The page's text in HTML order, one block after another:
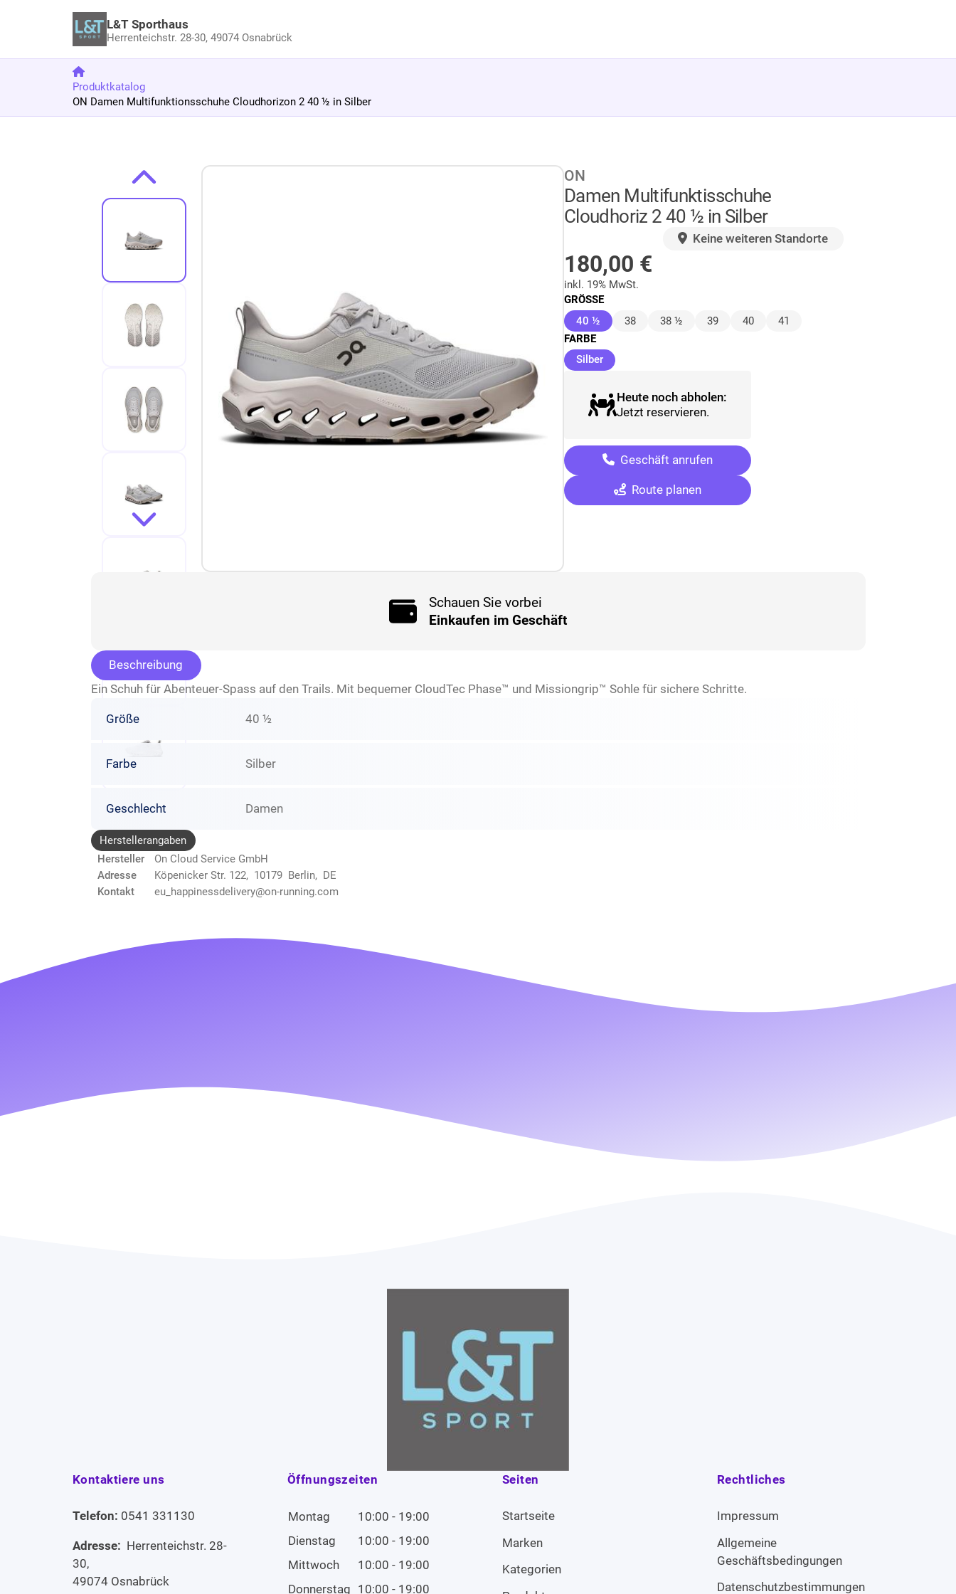
L&T Sporthaus
Herrenteichstr. 28-30,49074 Osnabrück
Produktkatalog
ON Damen Multifunktionsschuhe Cloudhorizon 2 40 ½ in Silber
Zur Produktbeschreibung springen ON
Damen Multifunktisschuhe
Cloudhoriz 2 40 ½ in Silber
Keine weiteren Standorte
180,00 €
inkl. 19% MwSt.
GRÖSSE
40 ½ (ausgewählt)
38 38 ½ 39 40
41
FARBE
Silber(ausgewählt)
Heute noch abholen:
Jetzt reservieren.
Geschäft anrufen
Route planen
Schauen Sie vorbei
Einkaufen im Geschäft
Beschreibung
Ein Schuh für Abenteuer-Spass auf den Trails. Mit bequemer CloudTec Phase™ und Missiongrip™ Sohle für sichere Schritte.
Größe 40 ½
Farbe Silber
Geschlecht Damen
Herstellerangaben
Hersteller
On Cloud Service GmbH
Adresse
Köpenicker Str. 122, 10179 Berlin, DE
Kontakt
eu_happinessdelivery@on-running.com
Kontaktiere uns
Telefon: 0541 331130
Adresse: Herrenteichstr. 28-
30,
49074 Osnabrück
Öffnungszeiten
Montag
10:00 - 19:00
Dienstag
10:00 - 19:00
Mittwoch
10:00 - 19:00
Donnerstag 10:00 - 19:00
Seiten
Startseite
Marken
Kategorien
Rechtliches
Impressum
Allgemeine
Geschäftsbedingungen
Datenschutzbestimmungen